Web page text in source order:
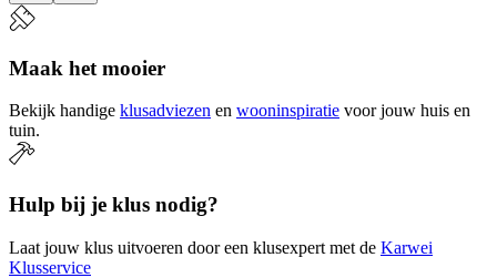
Maak het mooier
Bekijk handige klusadviezen en wooninspiratie voor jouw huis en
tuin.
Hulp bij je klus nodig?
Laat jouw klus uitvoeren door een klusexpert met de Karwei
Klusservice